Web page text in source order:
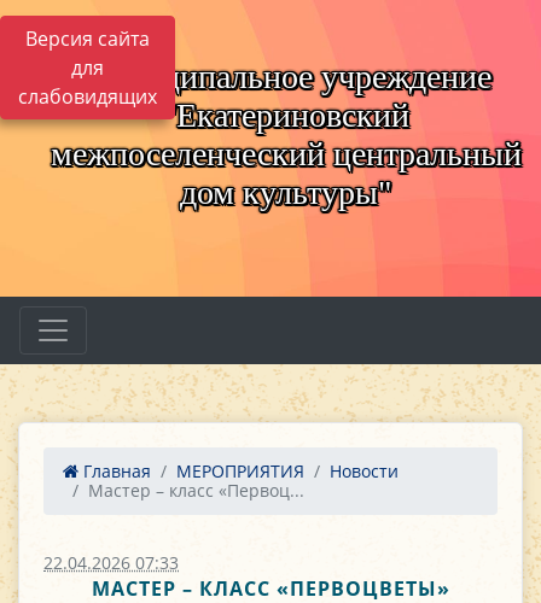
Версия сайта
для
слабовидящих
Муниципальное учреждение
"Екатериновский
межпоселенческий центральный
дом культуры"
Главная МЕРОПРИЯТИЯ
Новости
Мастер – класс «Первоц...
22.04.2026 07:33
МАСТЕР – КЛАСС «ПЕРВОЦВЕТЫ»